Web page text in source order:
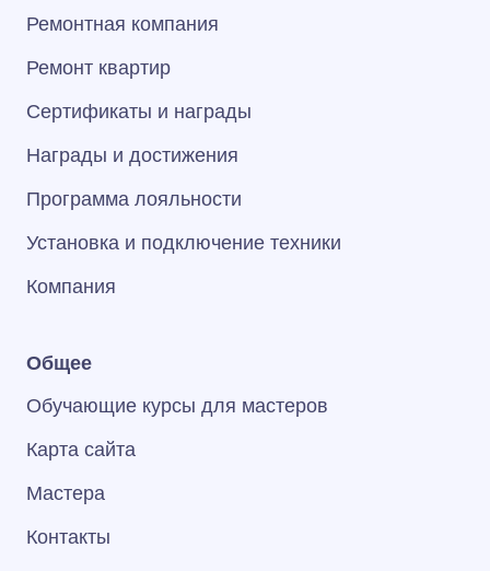
Ремонтная компания
Ремонт квартир
Сертификаты и награды
Награды и достижения
Программа лояльности
Установка и подключение техники
Компания
Общее
Обучающие курсы для мастеров
Карта сайта
Мастера
Контакты